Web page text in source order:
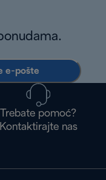
e-pošte
Trebate pomoć?
Kontaktirajte nas